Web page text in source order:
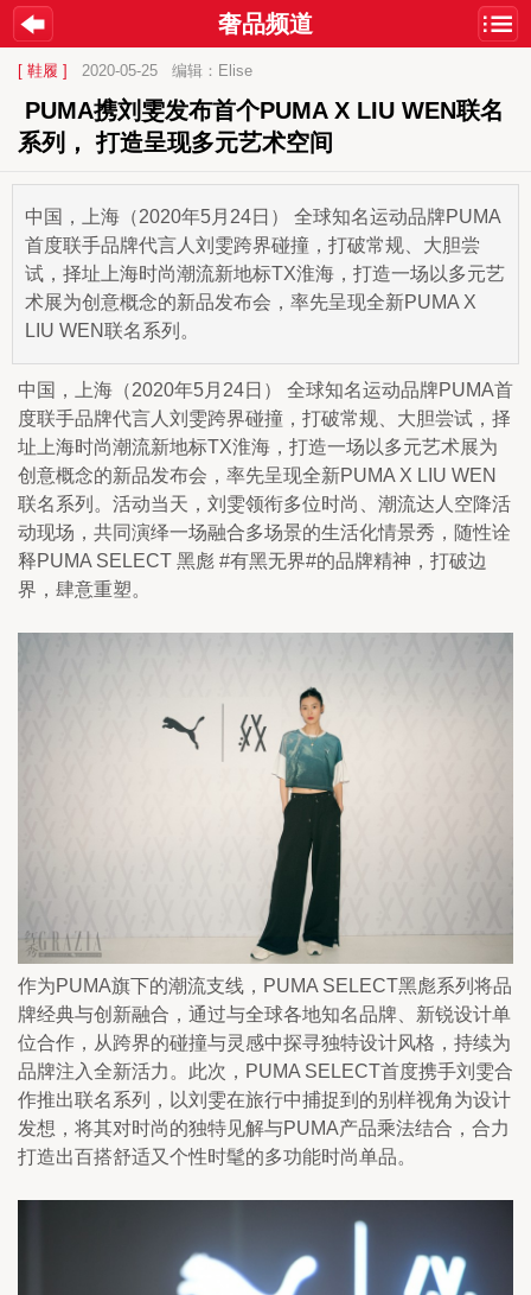
奢品频道
[ 鞋履 ] 2020-05-25 编辑：Elise
系列， 打造呈现多元艺术空间
中国，上海（2020年5月24日） 全球知名运动品牌PUMA
首度联手品牌代言人刘雯跨界碰撞，打破常规、大胆尝
试，择址上海时尚潮流新地标TX淮海，打造一场以多元艺
术展为创意概念的新品发布会，率先呈现全新PUMA X
LIU WEN联名系列。
中国，上海（2020年5月24日） 全球知名运动品牌PUMA首
度联手品牌代言人刘雯跨界碰撞，打破常规、大胆尝试，择
址上海时尚潮流新地标TX淮海，打造一场以多元艺术展为
创意概念的新品发布会，率先呈现全新PUMA X LIU WEN
联名系列。活动当天，刘雯领衔多位时尚、潮流达人空降活
动现场，共同演绎一场融合多场景的生活化情景秀，随性诠
释PUMA SELECT 黑彪 #有黑无界#的品牌精神，打破边
界，肆意重塑。
作为PUMA旗下的潮流支线，PUMA SELECT黑彪系列将品
牌经典与创新融合，通过与全球各地知名品牌、新锐设计单
位合作，从跨界的碰撞与灵感中探寻独特设计风格，持续为
品牌注入全新活力。此次，PUMA SELECT首度携手刘雯合
作推出联名系列，以刘雯在旅行中捕捉到的别样视角为设计
发想，将其对时尚的独特见解与PUMA产品乘法结合，合力
打造出百搭舒适又个性时髦的多功能时尚单品。